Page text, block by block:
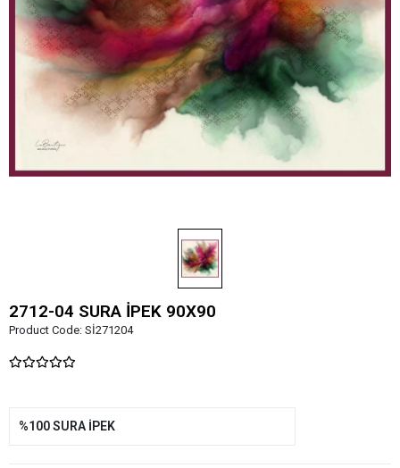
2712-04 SURA İPEK 90X90
Product Code: Sİ271204
%100 SURA İPEK